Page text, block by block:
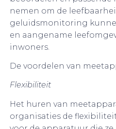
nemen om de
geluidsmonitoring
en aangename
inwoners.
De voordelen van
Flexibiliteit
Het huren van
organisaties de